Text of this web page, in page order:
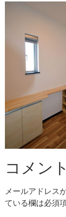
コメン
メールアドレス
ている欄は必須